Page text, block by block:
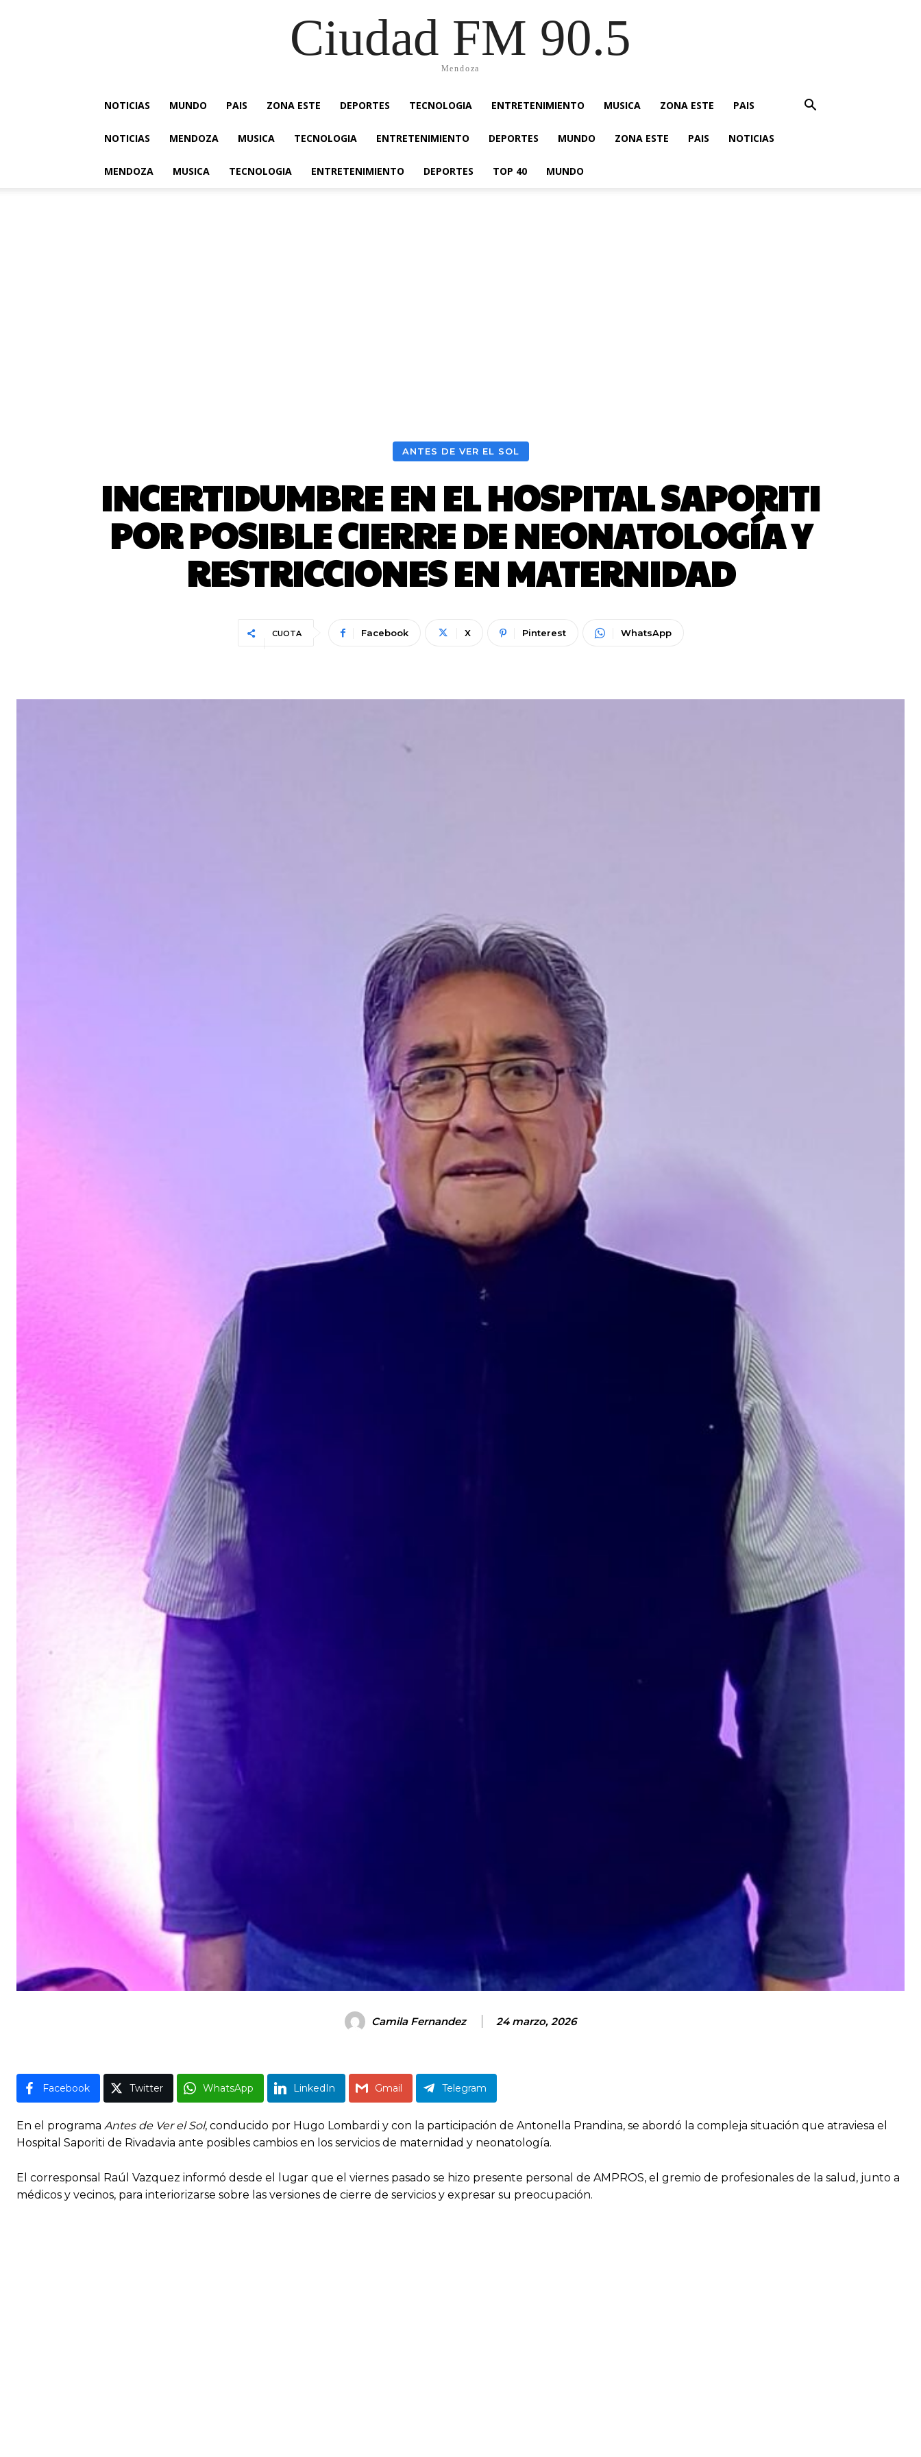
Ciudad FM 90.5
Mendoza
NOTICIAS MUNDO PAIS ZONA ESTE DEPORTES TECNOLOGIA ENTRETENIMIENTO MUSICA ZONA ESTE PAIS
NOTICIAS MENDOZA MUSICA TECNOLOGIA ENTRETENIMIENTO DEPORTES MUNDO ZONA ESTE PAIS NOTICIAS
MENDOZA MUSICA TECNOLOGIA ENTRETENIMIENTO DEPORTES TOP 40 MUNDO
ANTES DE VER EL SOL
INCERTIDUMBRE EN EL HOSPITAL SAPORITI
POR POSIBLE CIERRE DE NEONATOLOGÍA Y
RESTRICCIONES EN MATERNIDAD
CUOTA Facebook X Pinterest WhatsApp
Camila Fernandez 24 marzo, 2026
Facebook Twitter WhatsApp LinkedIn Gmail Telegram
En el programa Antes de Ver el Sol, conducido por Hugo Lombardi y con la participación de Antonella Prandina, se abordó la compleja situación que atraviesa el
Hospital Saporiti de Rivadavia ante posibles cambios en los servicios de maternidad y neonatología.
El corresponsal Raúl Vazquez informó desde el lugar que el viernes pasado se hizo presente personal de AMPROS, el gremio de profesionales de la salud, junto a
médicos y vecinos, para interiorizarse sobre las versiones de cierre de servicios y expresar su preocupación.